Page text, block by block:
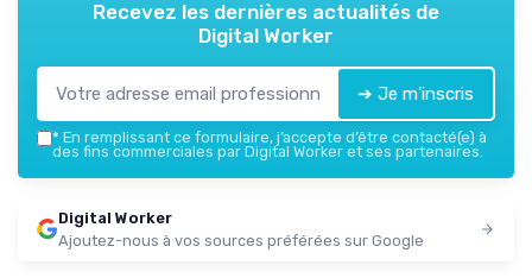
Recevez les dernières actualités de
Digital Worker
➔ Je m'inscris
* En remplissant ce formulaire, j’accepte d’être contacté(e) à
des fins commerciales par Digital Worker et ses partenaires.
Digital Worker
Ajoutez-nous à vos sources préférées sur Google